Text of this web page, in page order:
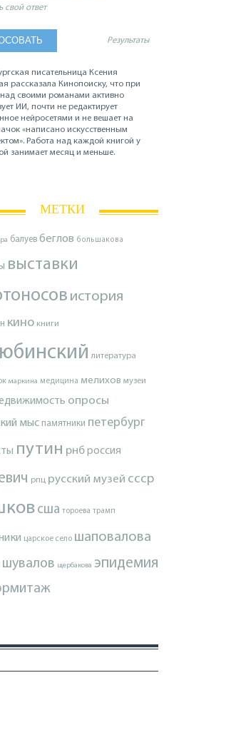
свой ответ
Результаты
писательница Ксения
рассказала Кинопоиску, что при
своими романами активно
ИИ, почти не редактирует
нейросетями и не вешает на
«написано искусственным
Работа над каждой книгой у
занимает месяц и меньше.
МЕТКИ
балуев беглов большакова
выставки
история
кино книги
литература
маркина медицина мелихов музеи
опросы
мыс памятники петербург
путин рнброссия
рпц русский музей ссср
сша тороева трамп
царское село шаповалова
шувалов щербакова эпидемия